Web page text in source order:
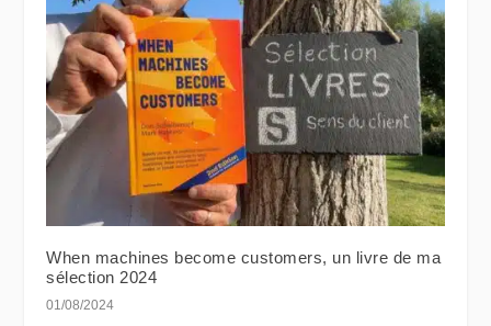
When machines become customers, un livre de ma
sélection 2024
01/08/2024